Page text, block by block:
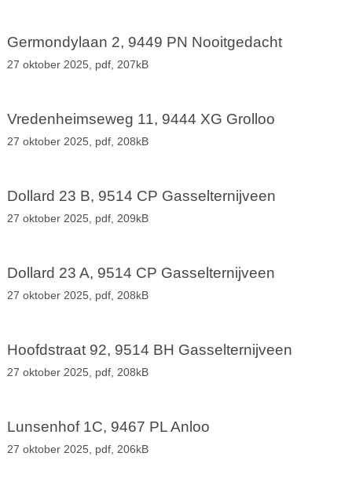
Germondylaan 2, 9449 PN Nooitgedacht
27 oktober 2025, pdf, 207kB
Vredenheimseweg 11, 9444 XG Grolloo
27 oktober 2025, pdf, 208kB
Dollard 23 B, 9514 CP Gasselternijveen
27 oktober 2025, pdf, 209kB
Dollard 23 A, 9514 CP Gasselternijveen
27 oktober 2025, pdf, 208kB
Hoofdstraat 92, 9514 BH Gasselternijveen
27 oktober 2025, pdf, 208kB
Lunsenhof 1C, 9467 PL Anloo
27 oktober 2025, pdf, 206kB